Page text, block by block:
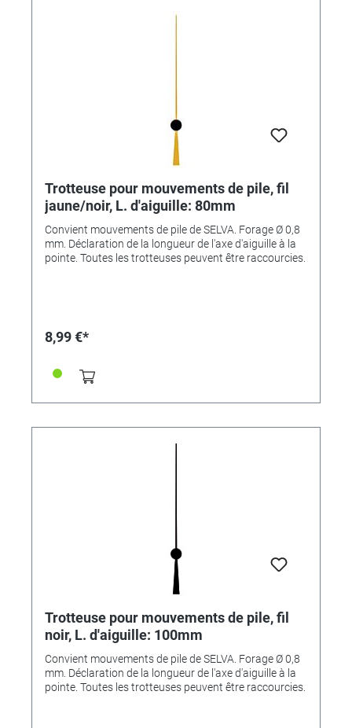
Trotteuse pour mouvements de pile, fil
jaune/noir, L. d'aiguille: 80mm
Convient mouvements de pile de SELVA. Forage Ø 0,8
mm. Déclaration de la longueur de l'axe d'aiguille à la
pointe. Toutes les trotteuses peuvent être raccourcies.
8,99 €*
Trotteuse pour mouvements de pile, fil
noir, L. d'aiguille: 100mm
Convient mouvements de pile de SELVA. Forage Ø 0,8
mm. Déclaration de la longueur de l'axe d'aiguille à la
pointe. Toutes les trotteuses peuvent être raccourcies.